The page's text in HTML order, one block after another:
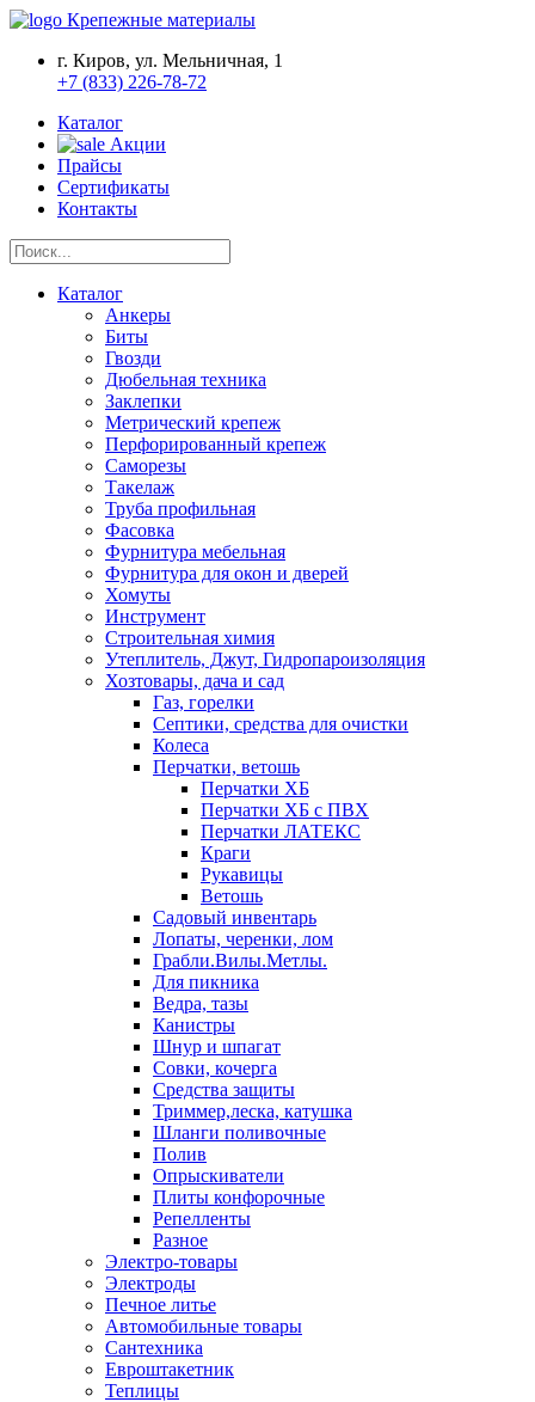
Крепежные материалы
г. Киров, ул. Мельничная, 1
+7 (833) 226-78-72
Каталог
Акции
Прайсы
Сертификаты
Контакты
Каталог
Анкеры
Биты
Гвозди
Дюбельная техника
Заклепки
Метрический крепеж
Перфорированный крепеж
Саморезы
Такелаж
Труба профильная
Фасовка
Фурнитура мебельная
Фурнитура для окон и дверей
Хомуты
Инструмент
Строительная химия
Утеплитель, Джут, Гидропароизоляция
Хозтовары, дача и сад
Газ, горелки
Септики, средства для очистки
Колеса
Перчатки, ветошь
Перчатки ХБ
Перчатки ХБ с ПВХ
Перчатки ЛАТЕКС
Краги
Рукавицы
Ветошь
Садовый инвентарь
Лопаты, черенки, лом
Грабли.Вилы.Метлы.
Для пикника
Ведра, тазы
Канистры
Шнур и шпагат
Совки, кочерга
Средства защиты
Триммер,леска, катушка
Шланги поливочные
Полив
Опрыскиватели
Плиты конфорочные
Репелленты
Разное
Электро-товары
Электроды
Печное литье
Автомобильные товары
Сантехника
Евроштакетник
Теплицы